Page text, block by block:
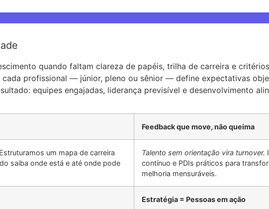
quando faltam clareza de papéis, trilha de carreira e
profissional — júnior, pleno ou sênior — define expectativas
equipes engajadas, liderança previsível e desenvolvimento
Feedback que move, não queima
Estruturamos um mapa de carreira
saiba onde está e até onde pode
Talento sem orientação vira turnover.
contínuo e PDIs práticos para
melhoria mensuráveis.
Estratégia = Pessoas em ação